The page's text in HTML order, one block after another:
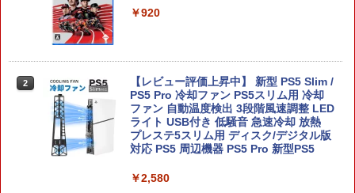
￥1,580
2
Samsung microSD Express Card 256
GB for Nintendo Switch 2
￥6,979
￥920
2
【レビュー評価上昇中】 新型 PS5 Slim /
PS5 Pro 冷却ファン PS5スリム用 冷却
ファン 自動温度検出 3段階風速調整 LED
ライト USB付き 低騒音 急速冷却 放熱
プレステ5スリム用 ディスク/デジタル版
対応 PS5 周辺機器 PS5 Pro 新型PS5
￥2,580